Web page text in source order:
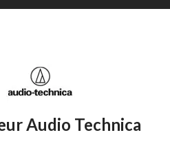
Audio Technica